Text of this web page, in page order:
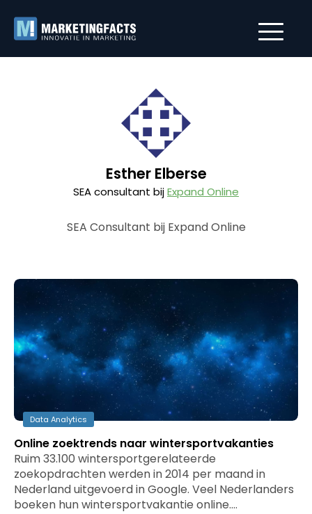
Esther Elberse
SEA consultant bijExpand Online
SEA Consultant bij Expand Online
Data Analytics
Online zoektrends naar wintersportvakanties
Ruim 33.100 wintersportgerelateerde
zoekopdrachten werden in 2014 per maand in
Nederland uitgevoerd in Google. Veel Nederlanders
boeken hun wintersportvakantie online.…